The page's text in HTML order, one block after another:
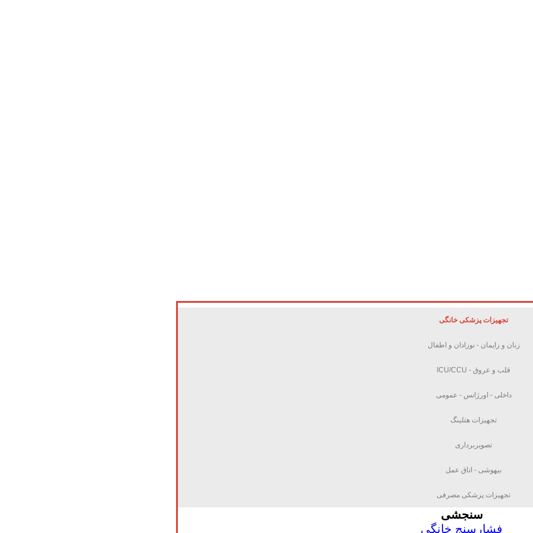
تجهیزات پزشکی خانگی
زنان و زایمان - نوزادان و اطفال
قلب و عروق - ICU/CCU
داخلی - اورژانس - عمومی
تجهیزات هتلینگ
تصویربرداری
بیهوشی - اتاق عمل
تجهیزات پزشکی مصرفی
سنجشی
فشارسنج خانگی